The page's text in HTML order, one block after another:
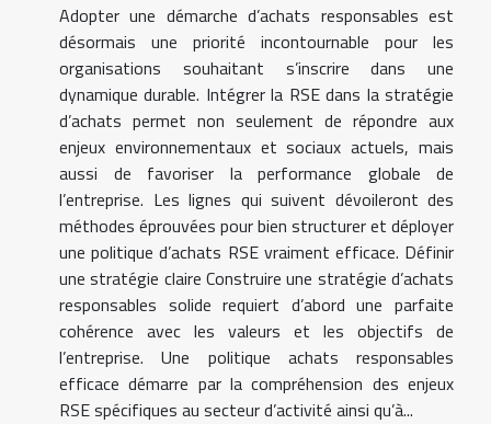
Adopter une démarche d’achats responsables est
désormais une priorité incontournable pour les
organisations souhaitant s’inscrire dans une
dynamique durable. Intégrer la RSE dans la stratégie
d’achats permet non seulement de répondre aux
enjeux environnementaux et sociaux actuels, mais
aussi de favoriser la performance globale de
l’entreprise. Les lignes qui suivent dévoileront des
méthodes éprouvées pour bien structurer et déployer
une politique d’achats RSE vraiment efficace. Définir
une stratégie claire Construire une stratégie d’achats
responsables solide requiert d’abord une parfaite
cohérence avec les valeurs et les objectifs de
l’entreprise. Une politique achats responsables
efficace démarre par la compréhension des enjeux
RSE spécifiques au secteur d’activité ainsi qu’à...